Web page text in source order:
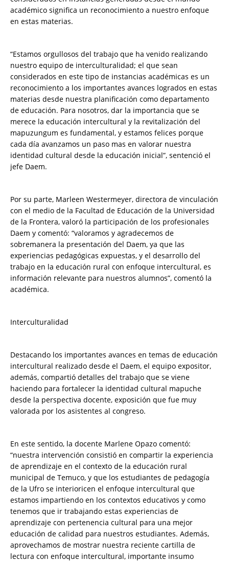
académico significa un reconocimiento a nuestro enfoque
en estas materias.
“Estamos orgullosos del trabajo que ha venido realizando
nuestro equipo de interculturalidad; el que sean
considerados en este tipo de instancias académicas es un
reconocimiento a los importantes avances logrados en estas
materias desde nuestra planificación como departamento
de educación. Para nosotros, dar la importancia que se
merece la educación intercultural y la revitalización del
mapuzungum es fundamental, y estamos felices porque
cada día avanzamos un paso mas en valorar nuestra
identidad cultural desde la educación inicial”, sentenció el
jefe Daem.
Por su parte, Marleen Westermeyer, directora de vinculación
con el medio de la Facultad de Educación de la Universidad
de la Frontera, valoró la participación de los profesionales
Daem y comentó: “valoramos y agradecemos de
sobremanera la presentación del Daem, ya que las
experiencias pedagógicas expuestas, y el desarrollo del
trabajo en la educación rural con enfoque intercultural, es
información relevante para nuestros alumnos”, comentó la
académica.
Interculturalidad
Destacando los importantes avances en temas de educación
intercultural realizado desde el Daem, el equipo expositor,
además, compartió detalles del trabajo que se viene
haciendo para fortalecer la identidad cultural mapuche
desde la perspectiva docente, exposición que fue muy
valorada por los asistentes al congreso.
En este sentido, la docente Marlene Opazo comentó:
“nuestra intervención consistió en compartir la experiencia
de aprendizaje en el contexto de la educación rural
municipal de Temuco, y que los estudiantes de pedagogía
de la Ufro se interioricen el enfoque intercultural que
estamos impartiendo en los contextos educativos y como
tenemos que ir trabajando estas experiencias de
aprendizaje con pertenencia cultural para una mejor
educación de calidad para nuestros estudiantes. Además,
aprovechamos de mostrar nuestra reciente cartilla de
lectura con enfoque intercultural, importante insumo